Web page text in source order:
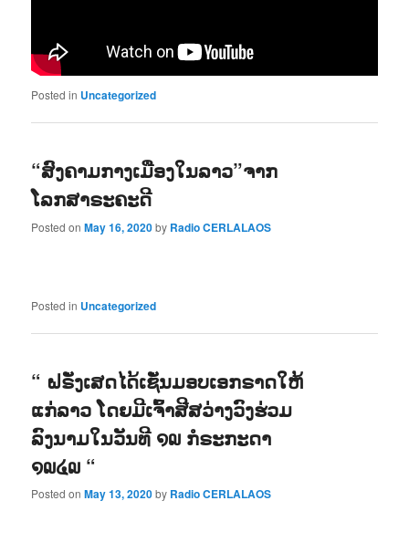
Posted in Uncategorized
“ສົງຄາມກາງເມືອງໃນລາວ”ຈາກ
ໂລກສາຣະຄະດີ
Posted onMay 16, 2020by Radio CERLALAOS
Posted in Uncategorized
“ ຝຣັ່ງເສດໄດ້ເຊັ່ນມອບເອກຣາດໃຫ້
ແກ່ລາວ ໂດຍມີເຈົ້າສີສວ່າງວົງຮ່ວມ
ລົງນາມໃນວັນທີ ໑໙ ກໍຣະກະດາ
໑໙໔໙ “
Posted onMay 13, 2020by Radio CERLALAOS